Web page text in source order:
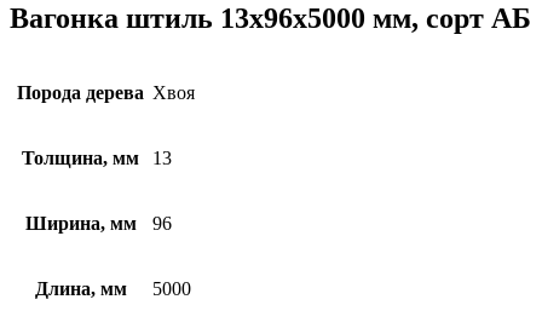
Вагонка штиль 13х96х5000 мм, сорт АБ
Порода дерева Хвоя
Толщина, мм 13
Ширина, мм 96
Длина, мм 5000